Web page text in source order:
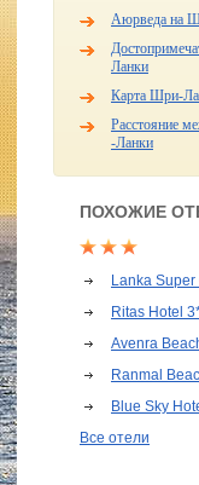
Аюрведа на
Ланки
Карта Шри-
Расстояние
-Ланки
ПОХОЖИЕ
Lanka
Ritas Hotel
Avenra
Ranmal
Blue Sky
Все отели